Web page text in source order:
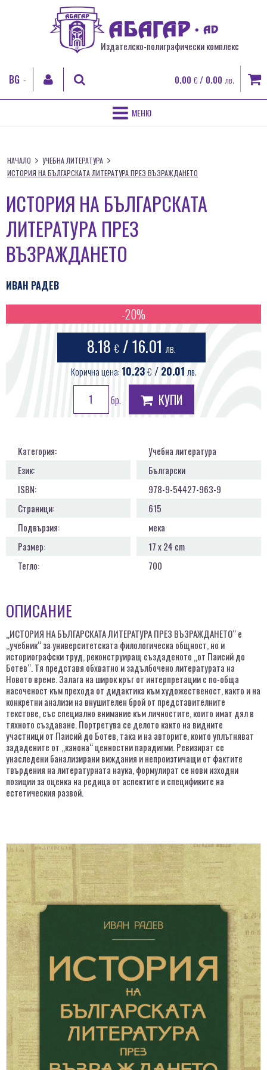
BG
EN
RO
ВХОД
Регистрация
Издателско-полиграфически комплекс
0.00 € / 0.00 лв.
ЗА НАС
ПОЛИГРАФИЧЕСКИ УСЛУГИ
ДИГИТАЛЕН ПЕЧАТ
КНИГИ
КОНТАКТИ
НАЧАЛО
УЧЕБНА ЛИТЕРАТУРА
ИСТОРИЯ НА БЪЛГАРСКАТА ЛИТЕРАТУРА ПРЕЗ ВЪЗРАЖДАНЕТО
ИСТОРИЯ НА БЪЛГАРСКАТА
ЛИТЕРАТУРА ПРЕЗ
ВЪЗРАЖДАНЕТО
ИВАН РАДЕВ
-20%
8.18€ / 16.01лв.
Корична цена: 10.23€ / 20.01 лв.
бр. КУПИ
Категория:
Учебна литература
Език:
Български
ISBN:
978-9-54427-963-9
Страници:
615
Подвързия:
мека
Размер:
17 x 24 cm
Тегло:
700
ОПИСАНИЕ
„ИСТОРИЯ НА БЪЛГАРСКАТА ЛИТЕРАТУРА ПРЕЗ ВЪЗРАЖДАНЕТО“ е
„учебник“ за университетската филологическа общност, но и
историографски труд, реконструиращ създаденото „от Паисий до
Ботев“. Тя представя обхватно и задълбочено литературата на
Новото време. Залага на широк кръг от интерпретации с по-обща
насоченост към прехода от дидактика към художественост, както и на
конкретни анализи на внушителен брой от представителните
текстове, със специално внимание към личностите, които имат дял в
тяхното създаване. Портретува се делото както на видните
участници от Паисий до Ботев, така и на авторите, които уплътняват
зададените от „канона“ ценностни парадигми. Ревизират се
унаследени банализирани виждания и непроизтичащи от фактите
твърдения на литературната наука, формулират се нови изходни
позиции за оценка на редица от аспектите и спецификите на
естетическия развой.